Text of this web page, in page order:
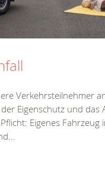
Verkehrsteilnehmer
Eigenschutz und das
Eigenes Fahrzeug